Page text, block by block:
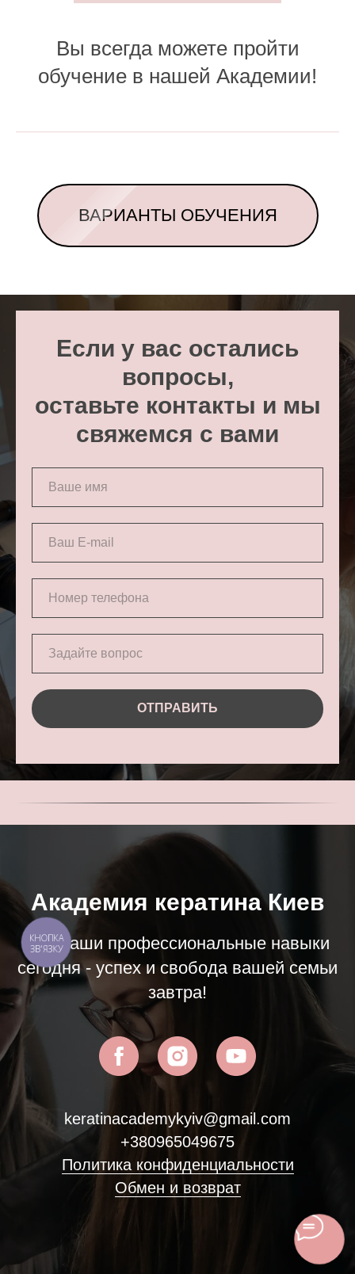
Вы всегда можете пройти
обучение в нашей Академии!
ВАРИАНТЫ ОБУЧЕНИЯ
Если у вас остались
вопросы,
оставьте контакты и мы
свяжемся с вами
ОТПРАВИТЬ
Академия кератина Киев
Все ваши профессиональные навыки
сегодня - успех и свобода вашей семьи
завтра!
keratinacademykyiv@gmail.com
+380965049675
Политика конфиденциальности
Обмен и возврат
КНОПКА
ЗВ'ЯЗКУ